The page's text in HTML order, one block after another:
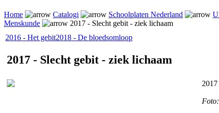
Home Catalogi Schoolplaten Nederland
Menskunde
2017 - Slecht gebit - ziek lichaam
2016 - Het gebit2018 - De bloedsomloop
2017 - Slecht gebit - ziek lichaam